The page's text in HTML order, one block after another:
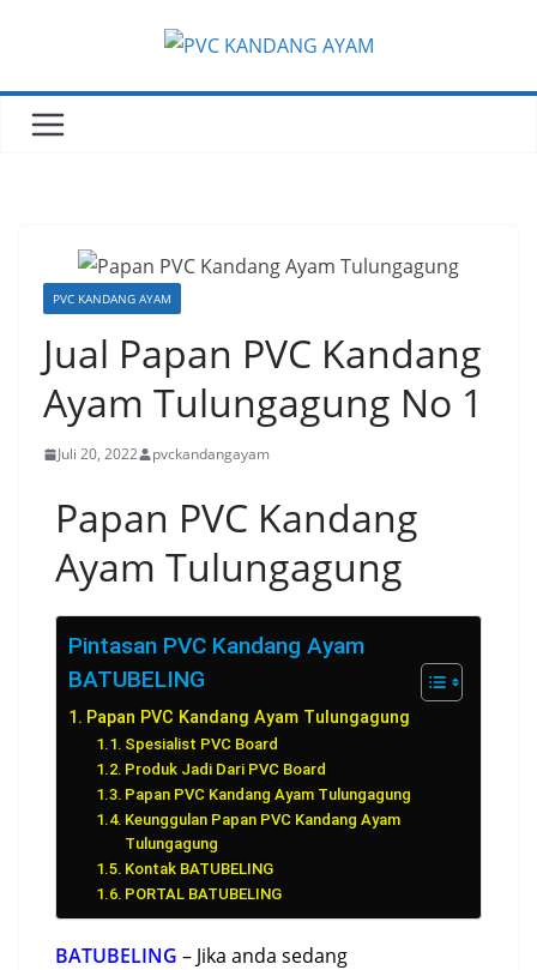
PVC KANDANG AYAM
Jual Papan PVC Kandang
Ayam Tulungagung No 1
Juli 20, 2022 pvckandangayam
Papan PVC Kandang
Ayam Tulungagung
Pintasan PVC Kandang Ayam
BATUBELING
Papan PVC Kandang Ayam Tulungagung
Spesialist PVC Board
Produk Jadi Dari PVC Board
Papan PVC Kandang Ayam Tulungagung
Keunggulan Papan PVC Kandang Ayam
Tulungagung
Kontak BATUBELING
PORTAL BATUBELING
BATUBELING – Jika anda sedang